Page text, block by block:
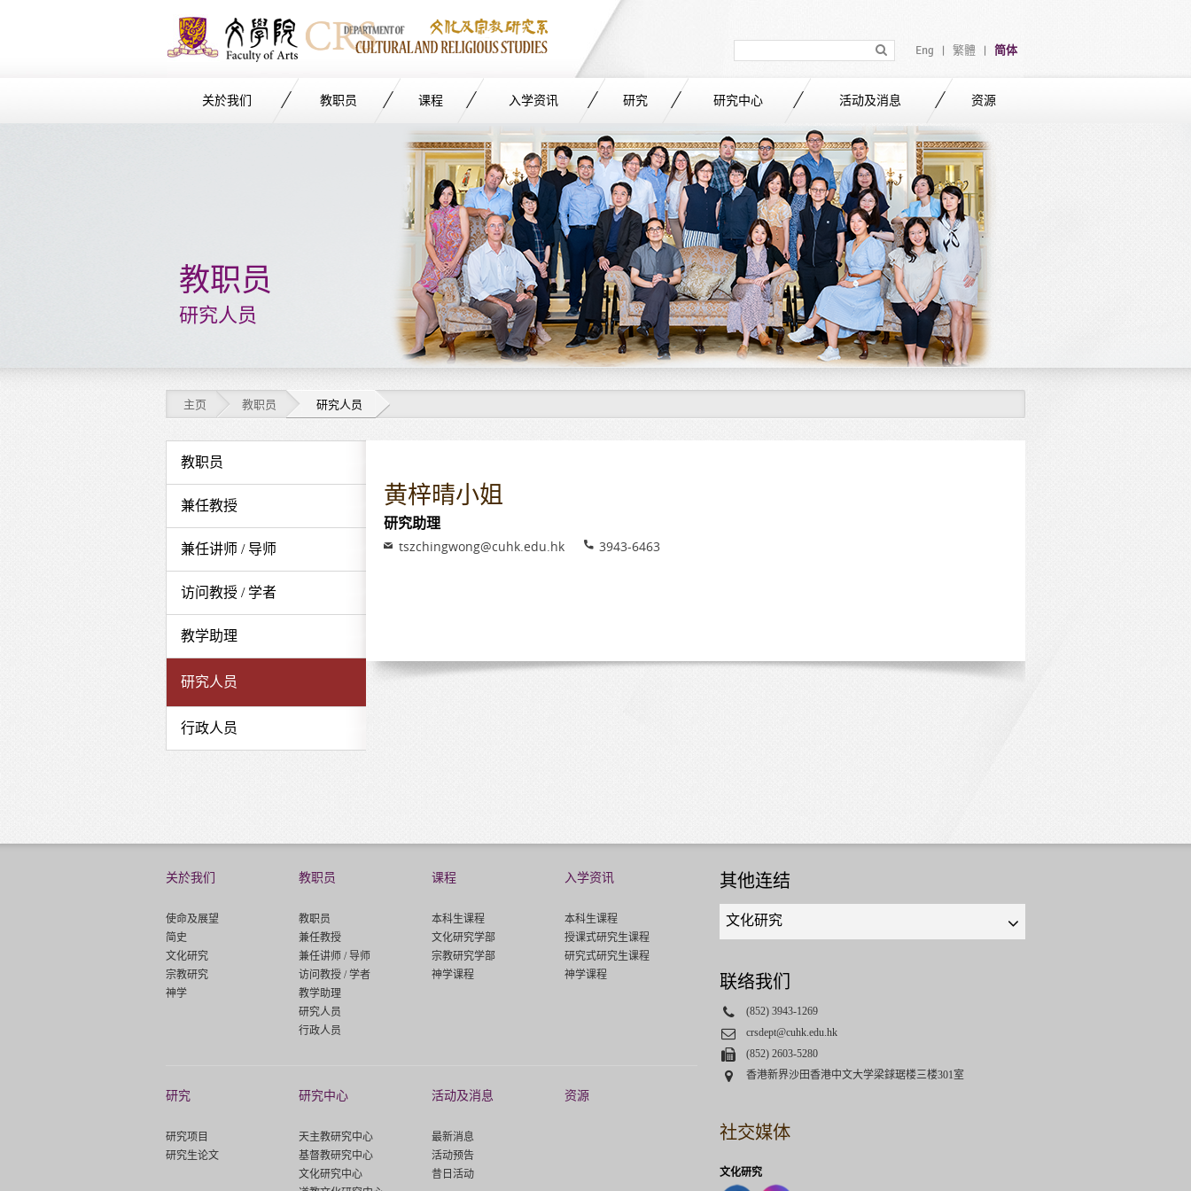
in
Eng 繁體 简体
关於我们 教职员 课程 入学资讯 研究 研究中心 活动及消息
资源
教职员
研究人员
主页 教职员 研究人员
教
职
员
研
究
人
员
教职员
兼任教授
兼任讲师 / 导师
访问教授 / 学者
教学助理
研究人员
行政人员
黄梓晴小姐
研究助理
Emailtszchingwong@cuhk.edu.hk Phone3943-6463
关於我们
使命及展望
简史
文化研究
宗教研究
神学
教职员
教职员
兼任教授
兼任讲师 / 导师
访问教授 / 学者
教学助理
研究人员
行政人员
课程
本科生课程
文化研究学部
宗教研究学部
神学课程
入学资讯
本科生课程
授课式研究生课程
研究式研究生课程
神学课程
研究
研究项目
研究生论文
研究中心
天主教研究中心
基督教研究中心
文化研究中心
活动及消息
最新消息
活动预告
昔日活动
资源
其他连结
Quick
links
select
文化研究
联络我们
Phone
(852) 3943-1269
Email
crsdept@cuhk.edu.hk
Fax(852) 2603-5280
Address
香港新界沙田香港中文大学梁銶琚楼三楼301室
社交媒体
文化研究